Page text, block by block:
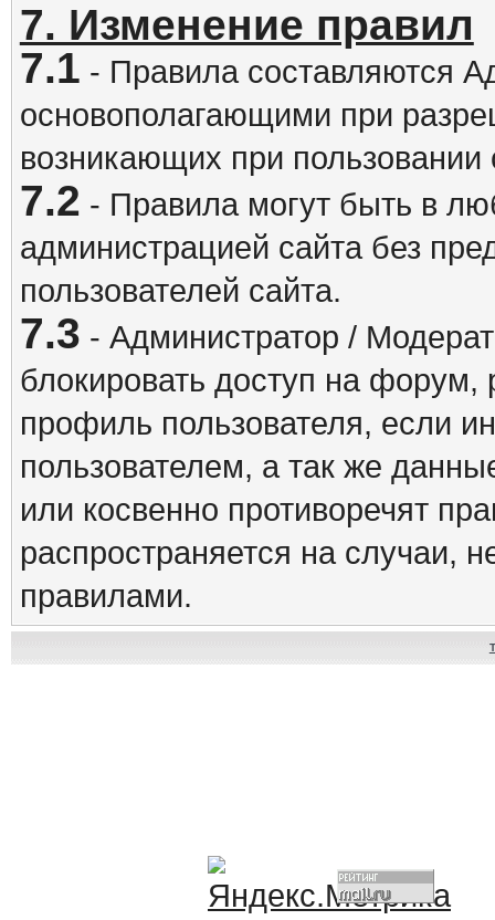
7. Изменение правил
7.1 - Правила составляются
основополагающими при
возникающих при пользовании
7.2 - Правила могут быть в
администрацией сайта без
пользователей сайта.
7.3 - Администратор /
блокировать доступ на форум,
профиль пользователя, если
пользователем, а так же
или косвенно противоречят
распространяется на случаи,
правилами.